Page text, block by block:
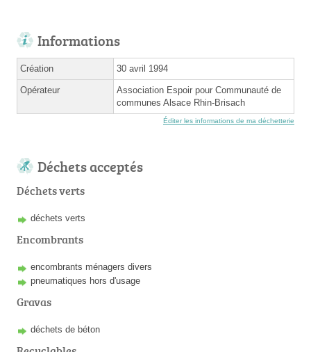
Informations
Création 30 avril 1994
Opérateur
Association Espoir pour Communauté de
communes Alsace Rhin-Brisach
Éditer les informations de ma déchetterie
Déchets acceptés
Déchets verts
déchets verts
Encombrants
encombrants ménagers divers
pneumatiques hors d'usage
Gravas
déchets de béton